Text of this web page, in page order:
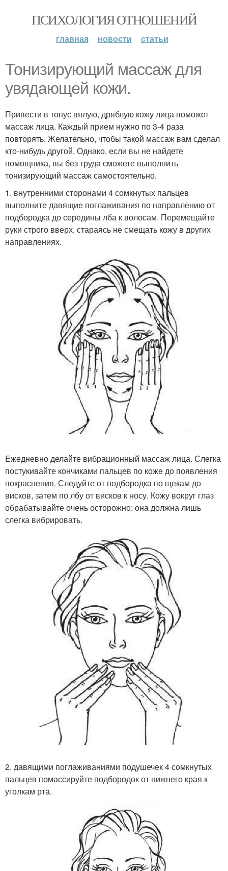
ПСИХОЛОГИЯ ОТНОШЕНИЙ
главная новости статьи
Тонизирующий массаж для
увядающей кожи.
Привести в тонус вялую, дряблую кожу лица поможет
массаж лица. Каждый прием нужно по 3-4 раза
повторять. Желательно, чтобы такой массаж вам сделал
кто-нибудь другой. Однако, если вы не найдете
помощника, вы без труда сможете выполнить
тонизирующий массаж самостоятельно.
1. внутренними сторонами 4 сомкнутых пальцев
выполните давящие поглаживания по направлению от
подбородка до середины лба к волосам. Перемещайте
руки строго вверх, стараясь не смещать кожу в других
направлениях.
Ежедневно делайте вибрационный массаж лица. Слегка
постукивайте кончиками пальцев по коже до появления
покраснения. Следуйте от подбородка по щекам до
висков, затем по лбу от висков к носу. Кожу вокруг глаз
обрабатывайте очень осторожно: она должна лишь
слегка вибрировать.
2. давящими поглаживаниями подушечек 4 сомкнутых
пальцев помассируйте подбородок от нижнего края к
уголкам рта.